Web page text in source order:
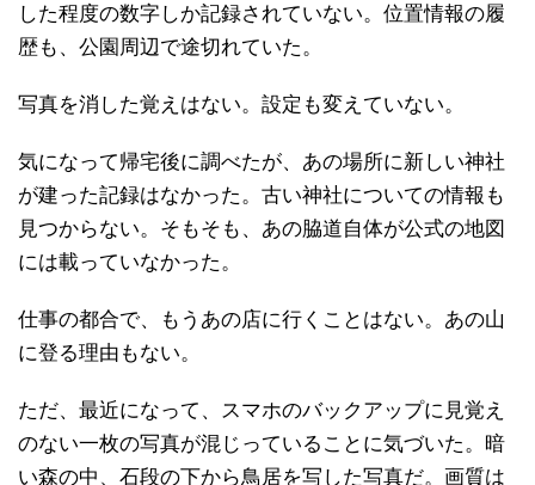
した程度の数字しか記録されていない。位置情報の履
歴も、公園周辺で途切れていた。
写真を消した覚えはない。設定も変えていない。
気になって帰宅後に調べたが、あの場所に新しい神社
が建った記録はなかった。古い神社についての情報も
見つからない。そもそも、あの脇道自体が公式の地図
には載っていなかった。
仕事の都合で、もうあの店に行くことはない。あの山
に登る理由もない。
ただ、最近になって、スマホのバックアップに見覚え
のない一枚の写真が混じっていることに気づいた。暗
い森の中、石段の下から鳥居を写した写真だ。画質は